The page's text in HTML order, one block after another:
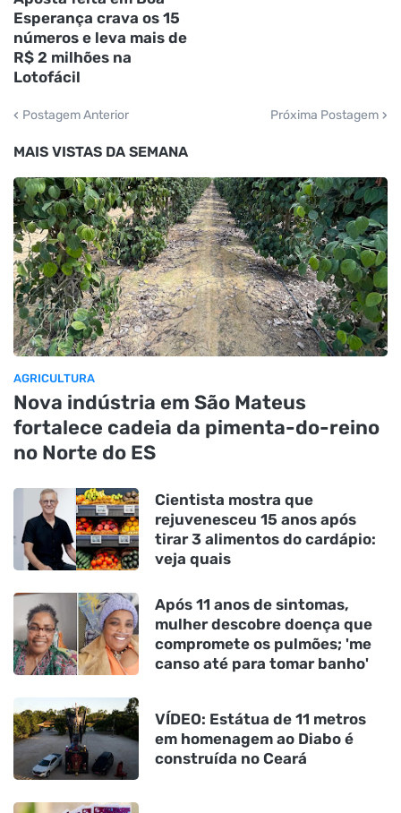
Esperança crava os 15
números e leva mais de
R$ 2 milhões na
Lotofácil
Postagem Anterior Próxima Postagem
MAIS VISTAS DA SEMANA
AGRICULTURA
Nova indústria em São Mateus
fortalece cadeia da pimenta-do-reino
no Norte do ES
Cientista mostra que
rejuvenesceu 15 anos após
tirar 3 alimentos do cardápio:
veja quais
Após 11 anos de sintomas,
mulher descobre doença que
compromete os pulmões; 'me
canso até para tomar banho'
VÍDEO: Estátua de 11 metros
em homenagem ao Diabo é
construída no Ceará